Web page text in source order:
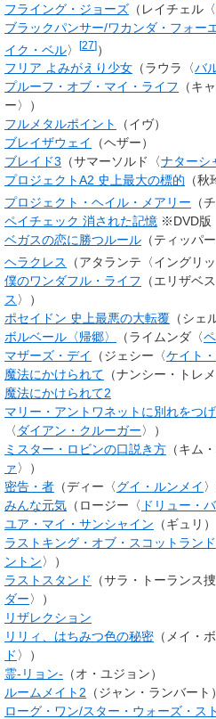
フライング・ジョーズ （ レイチェル 〈
ブラックパンサー/ワカンダ・フォー
イク・ベル〉 [27]）
フリア よみがえり少女 （ラウラ 〈バ
プルーフ・オブ・マイ・ライフ （キ
ー〉）
フルメタルポイント
（イヴ）
ブレイザウェイ
（ヘザー）
ブレイド3 （サマーソルド〈ナターシ
プロジェクトA2 史上最大の標的 （秋
プロジェクト・ヘイル・メアリー （
ペイチェック 消された記憶 ※DVD版
ベガスの恋に勝つルール （ティッパ
ヘラクレス
（アタランテ〈イングリ
僕のワンダフル・ライフ （エリザベ
ス 〉）
ポセイドン 史上最悪の大転覆 （シ
ボルベール〈帰郷〉
（ライムンダ 〈
マザーズ・デイ
（ジェシー 〈ケイト
魔法にかけられて （ナンシー・トレ
魔法にかけられて2
マリー・アントワネットに別れをつ
〈 ダイアン・クルーガー〉）
ミスター・ロビンの口説き方 （キム
ァ〉）
密告・者 （ディー〈グイ・ルンメイ 〉
みんな元気 （ロージー〈 ドリュー・
ユア・マイ・サンシャイン （ギュリ）
ラストキング・オブ・スコットランド
ントン〉）
ラストスタンド
（サラ・トーランス
ダー〉）
リザレクション
リリィ、はちみつ色の秘密 （メイ・
ド 〉）
霊-リョン- （オ・ユジョン）
ルームメイト2 （ジャン・ランバート）
ローグ・ワン/スター・ウォーズ・ス